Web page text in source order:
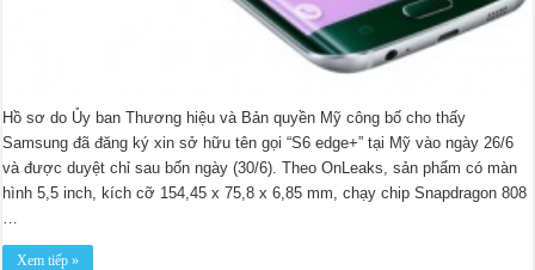
Hồ sơ do Ủy ban Thương hiệu và Bản quyền Mỹ công bố cho thấy
Samsung đã đăng ký xin sở hữu tên gọi “S6 edge+” tại Mỹ vào ngày 26/6
và được duyệt chỉ sau bốn ngày (30/6). Theo OnLeaks, sản phẩm có màn
hình 5,5 inch, kích cỡ 154,45 x 75,8 x 6,85 mm, chạy chip Snapdragon 808
Xem tiếp »